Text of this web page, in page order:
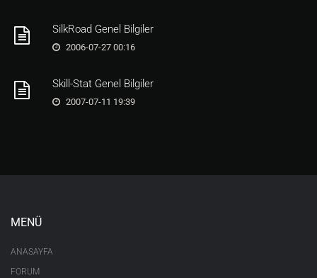
SilkRoad Genel Bilgiler
2006-07-27 00:16
Skill-Stat Genel Bilgiler
2007-07-11 19:39
MENÜ
ANASAYFA
FORUM